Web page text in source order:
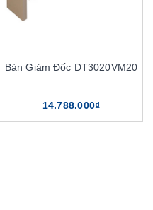
Bàn Giám Đốc DT3020VM20
14.788.000₫